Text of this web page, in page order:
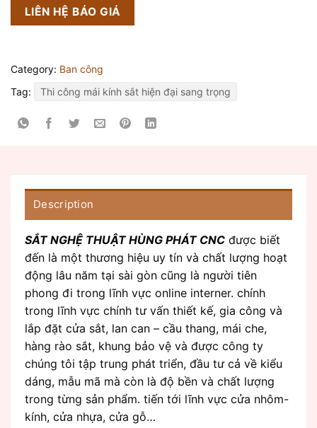
LIÊN HỆ BÁO GIÁ
Category: Ban công
Tag:
Thi công mái kính sắt hiện đại sang trọng
Description
SẮT NGHỆ THUẬT HÙNG PHÁT CNC được biết
đến là một thương hiệu uy tín và chất lượng hoạt
động lâu năm tại sài gòn cũng là người tiên
phong đi trong lĩnh vực online interner. chính
trong lĩnh vực chính tư vấn thiết kế, gia công và
lắp đặt cửa sắt, lan can – cầu thang, mái che,
hàng rào sắt, khung bảo vệ và được công ty
chúng tôi tập trung phát triển, đầu tư cả về kiểu
dáng, mẫu mã mà còn là độ bền và chất lượng
trong từng sản phẩm. tiến tới lĩnh vực cửa nhôm-
kính, cửa nhựa, cửa gỗ…